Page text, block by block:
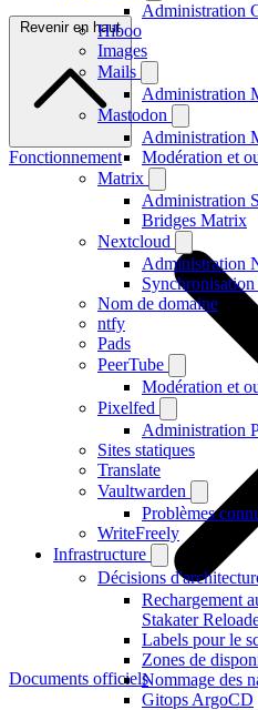
Administration
Hiboo
Images
Mails
Administration
Mastodon
Administration
Modération et
Matrix
Administration
Bridges Matrix
Nextcloud
Administration
Nom de domaine
ntfy
Pads
PeerTube
Modération et
Pixelfed
Administration
Sites statiques
Translate
Vaultwarden
Problèmes
WriteFreely
Infrastructure
Décisions
Rechargement
Stakater
Labels pour le
Zones de
Nommage des
Gitops ArgoCD
Revenir en haut
Fonctionnement
Documents officiels